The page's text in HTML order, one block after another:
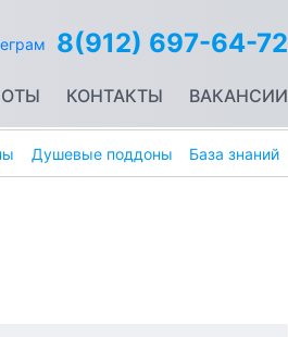
8(912) 697-64-72
КОНТАКТЫ ВАКАНСИИ
Душевые поддоны База знаний